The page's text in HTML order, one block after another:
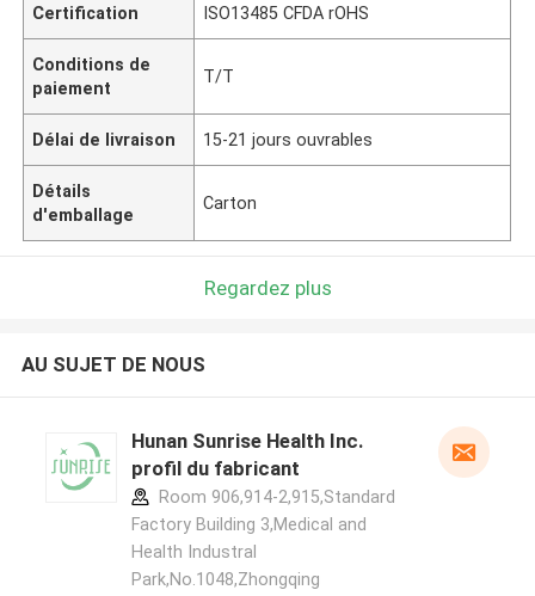
Certification ISO13485 CFDA rOHS
Conditions de
paiement
T/T
Délai de livraison 15-21 jours ouvrables
Détails
d'emballage
Carton
Regardez plus
AU SUJET DE NOUS
Hunan Sunrise Health Inc.
profil du fabricant
Room 906,914-2,915,Standard
Factory Building 3,Medical and
Health Industral
Park,No.1048,Zhongqing